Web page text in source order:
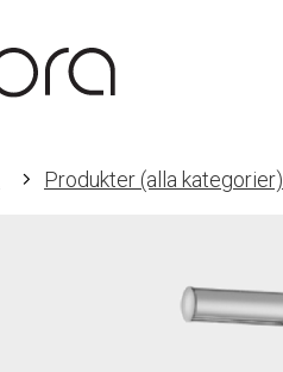
Produkter (alla kategorier)